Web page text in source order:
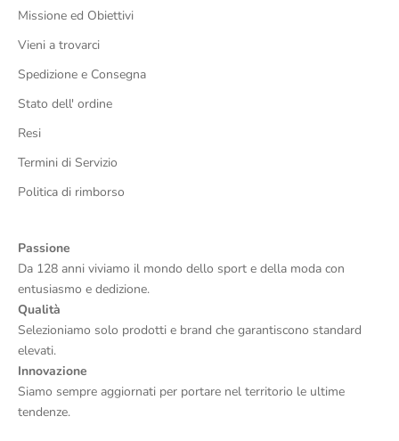
Missione ed Obiettivi
Vieni a trovarci
Spedizione e Consegna
Stato dell' ordine
Resi
Termini di Servizio
Politica di rimborso
Passione
Da 128 anni viviamo il mondo dello sport e della moda con
entusiasmo e dedizione.
Qualità
Selezioniamo solo prodotti e brand che garantiscono standard
elevati.
Innovazione
Siamo sempre aggiornati per portare nel territorio le ultime
tendenze.